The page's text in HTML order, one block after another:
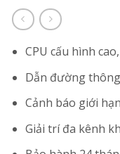
CPU cấu hình
Dẫn đường
Cảnh báo giới
Giải trí đa kênh